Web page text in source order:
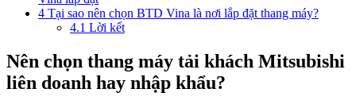
4 Tại sao nên chọn BTD Vina là nơi lắp đặt thang máy?
4.1 Lời kết
Nên chọn thang máy tải khách Mitsubishi
liên doanh hay nhập khẩu?